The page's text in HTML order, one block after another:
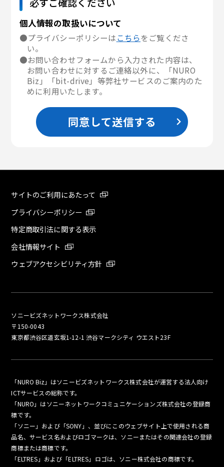
個人情報の取扱いについて
●プライバシーポリシーはこちらをご覧くださ
い。
●お問い合わせフォームから入力された内容は、
お問い合わせに対するご連絡以外に、「NURO
Biz」「bit-drive」等弊社サービスのご案内のた
めに利用いたします。
同意して送信する
サイトのご利用にあたって
プライバシーポリシー
特定商取引法に関する表示
会社情報サイト
ウェブアクセシビリティ方針
ソニービズネットワークス株式会社
〒150-0043
東京都渋谷区道玄坂1-12-1 渋谷マークシティ ウエスト23F
「NURO Biz」はソニービズネットワークス株式会社が運営する法人向け
ICTサービスの総称です。
「NURO」はソニーネットワークコミュニケーションズ株式会社の登録商
標です。
「ソニー」および「SONY」、並びにこのウェブサイト上で使用される商
品名、サービス名およびロゴマークは、ソニーまたはその関連会社の登録
商標または商標です。
「ELTRES」および「ELTRES」ロゴは、ソニー株式会社の商標です。